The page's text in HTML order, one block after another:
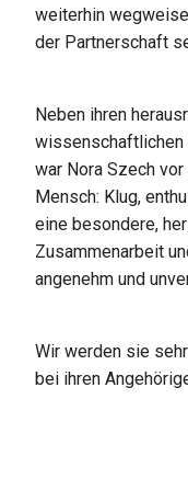
weiterhin
der Partnerschaft
Neben ihren
wissenschaftlichen
war Nora Szech
Mensch: Klug,
eine besondere,
Zusammenarbeit
angenehm und
Wir werden sie
bei ihren